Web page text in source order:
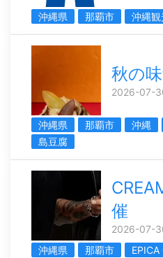
沖縄県 那覇市 沖縄観
秋の
2026-07-
沖縄県 那覇市 沖縄
島豆腐
催
2026-07-
沖縄県
那覇市 EPICA